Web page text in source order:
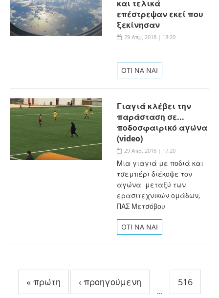
και τελικά
επέστρεψαν εκεί που
ξεκίνησαν
29 Απρ, 2018 | 18:20
OTI NA NAI
Γιαγιά κλέβει την
παράσταση σε...
ποδοσφαιρικό αγώνα
(video)
29 Απρ, 2018 | 17:20
Μια γιαγιά με ποδιά και
τσεμπέρι διέκοψε τον
αγώνα μεταξύ των
ερασιτεχνικών ομάδων,
ΠΑΣ Μετσόβου
OTI NA NAI
« πρώτη ‹ προηγούμενη
…
516